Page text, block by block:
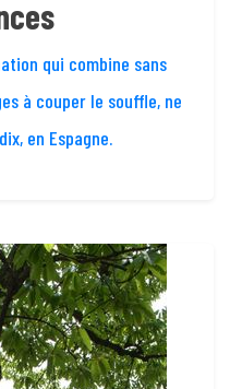
qui combine sans
à couper le souffle, ne
en Espagne.